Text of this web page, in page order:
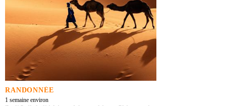
RANDONNÉE
1 semaine environ